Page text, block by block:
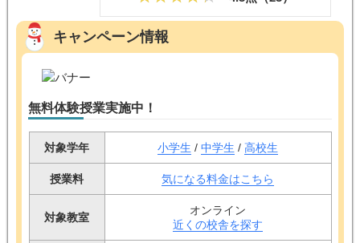
キャンペーン情報
無料体験授業実施中！
対象学年 小学生 / 中学生 / 高校生
授業料 気になる料金はこちら
対象教室
オンライン
近くの校舎を探す